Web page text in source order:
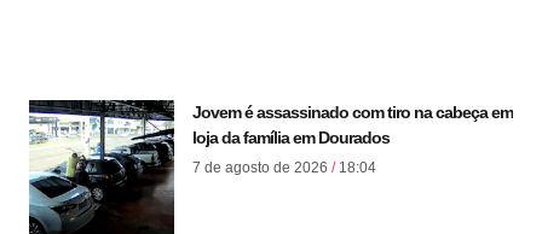
Jovem é assassinado com tiro na cabeça em
loja da família em Dourados
7 de agosto de 2026 18:04